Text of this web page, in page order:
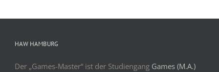
HAW HAMBURG
Der „Games-Master“ ist der Studiengang Games (M.A.)